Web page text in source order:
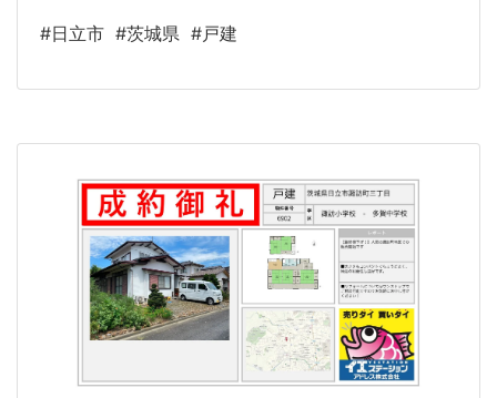
#日立市 #茨城県 #戸建